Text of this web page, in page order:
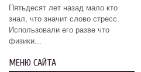
Пятьдесят лет назад мало кто
знал, что значит слово стресс.
Использовали его разве что
физики...
МЕНЮ САЙТА